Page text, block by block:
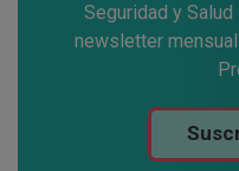
Seguridad y Salud
newsletter